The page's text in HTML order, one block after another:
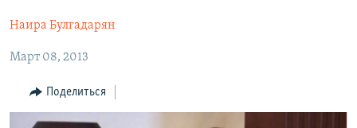
основной
навигации
Перейти
поиску
ЭКОНОМИКА
РЕГИОН
НАГОРНЫЙ КАРАБАХ
КУЛЬТУРА
Наира Булгадарян
Март 08, 2013
Поделиться